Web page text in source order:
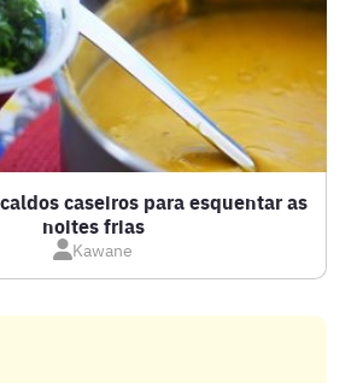
TORTAS
BOVINA
caseiros para esquentar as
noites frias
Kawane